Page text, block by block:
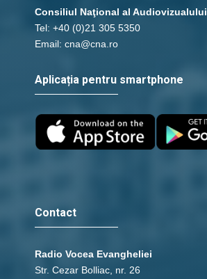
Consiliul Naţional al Audiovizualului
Tel: +40 (0)21 305 5350
Email: cna@cna.ro
Aplicația pentru smartphone
Contact
Radio Vocea Evangheliei
Str. Cezar Bolliac, nr. 26